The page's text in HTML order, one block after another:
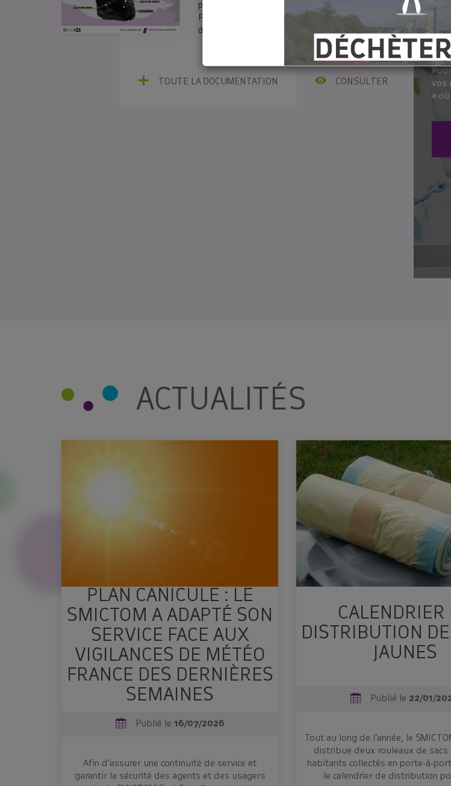
[COMPOSTAGE♻️]
🤔Réduire vos déchets à la maison ? Rien de plus
Le SMICTOM aide les habitants à trouver leur solution
préserver l’équilibre entre coût et service /
Parlons vrai : Que contient votre poubelle
d’ordures ménagères ?
TOUTE LA DOCUMENTATION CONSULTER
vos
«
ACTUALITÉS
PLAN CANICULE : LE
SMICTOM A ADAPTÉ SON
SERVICE FACE AUX
VIGILANCES DE MÉTÉO
FRANCE DES DERNIÈRES
SEMAINES
Publié le 16/07/2026
Afin d’assurer une continuité de service et
garantir la sécurité des agents et des usagers
CALENDRIER
DISTRIBUTION
JAUNES
Publié le 22/01/
Tout au long de l’année, le
distribue deux rouleaux de sacs
habitants collectés en porte-à-
le calendrier de distribution